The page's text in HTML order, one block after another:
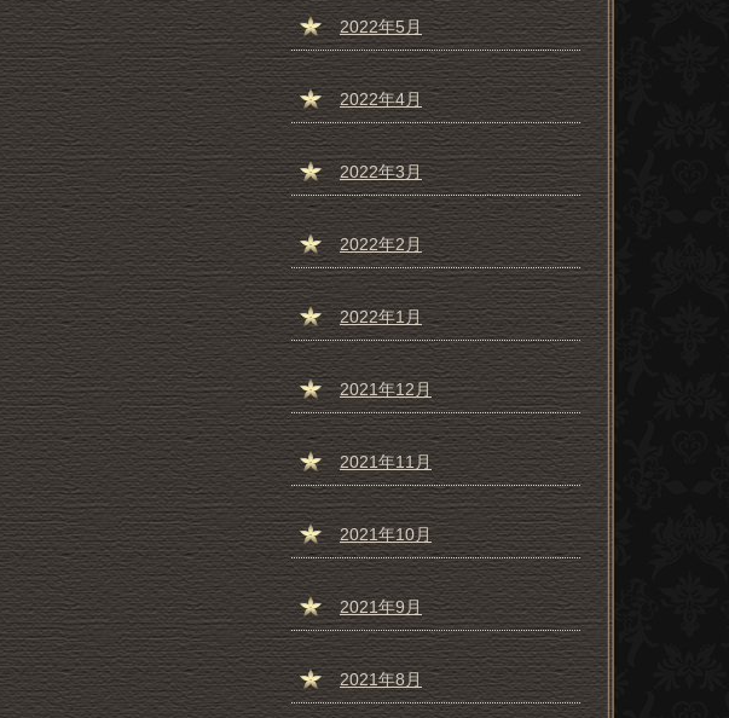
2022年5月
2022年4月
2022年3月
2022年2月
2022年1月
2021年12月
2021年11月
2021年10月
2021年9月
2021年8月